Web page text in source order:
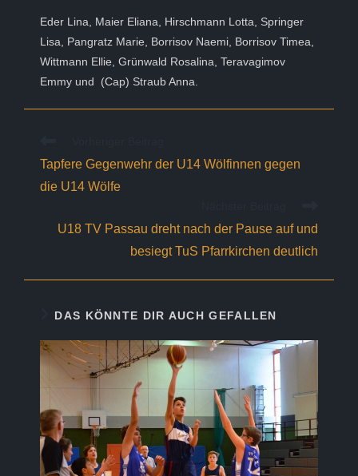
Eder Lina, Maier Eliana, Hirschmann Lotta, Springer
Lisa, Pangratz Marie, Borrisov Naemi, Borrisov Timea,
Wittmann Ellie, Grünwald Rosalina, Teravagimov
Emmy und (Cap) Straub Anna.
ansehen
Tapfere Gegenwehr der U14 Wölfinnen gegen
die U14 Wölfe
U18 TV Passau dreht nach der Pause auf und
besiegt TuS Pfarrkirchen deutlich
DAS KÖNNTE DIR AUCH GEFALLEN